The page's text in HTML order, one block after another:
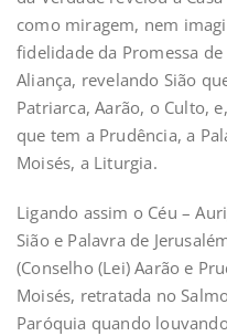
como miragem, nem
fidelidade da Promessa
Aliança, revelando Sião
Patriarca, Aarão, o Culto,
que tem a Prudência, a
Moisés, a Liturgia.
Ligando assim o Céu –
Sião e Palavra de
(Conselho (Lei) Aarão e
Moisés, retratada no
Paróquia quando